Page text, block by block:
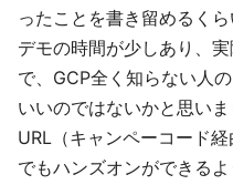
ったことを書き留めるくら
デモの時間が少しあり、
で、GCP全く知らない人
いいのではないかと思い
URL（キャンペーコード
でもハンズオンができる